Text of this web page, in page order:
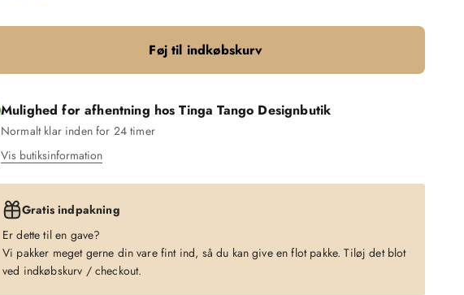
Føj til indkøbskurv
Mulighed for afhentning hos Tinga Tango Designbutik
Normalt klar inden for 24 timer
Vis butiksinformation
Gratis indpakning
Er dette til en gave?
Vi pakker meget gerne din vare fint ind, så du kan give en flot pakke. Tiløj det blot
ved indkøbskurv / checkout.